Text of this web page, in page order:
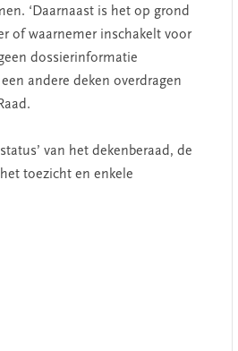
‘Daarnaast is het op grond
of waarnemer inschakelt voor
dossierinformatie
andere deken overdragen
van het dekenberaad, de
toezicht en enkele